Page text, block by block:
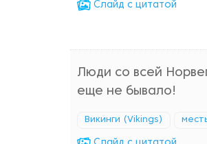
Cлайд с цитатой
Люди со всей
еще не бывало!
Викинги (Vikings)